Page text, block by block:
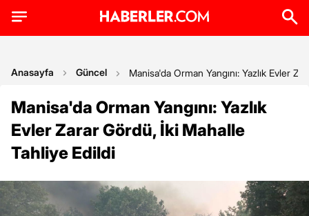
Anasayfa Güncel Manisa'da Orman Yangını: Yazlık Evler
Manisa'da Orman Yangını: Yazlık
Evler Zarar Gördü, İki Mahalle
Tahliye Edildi